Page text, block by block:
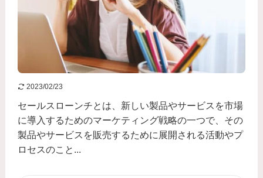
2023/02/23
セールスローンチとは、新しい製品やサービスを市場
に導入するためのマーケティング戦略の一つで、その
製品やサービスを販売するために展開される活動やプ
ロセスのこと...